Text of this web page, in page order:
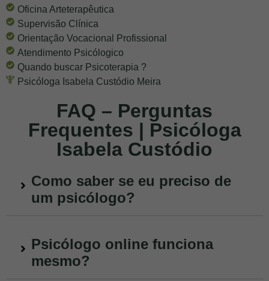
Oficina Arteterapêutica
Supervisão Clínica
Orientação Vocacional Profissional
Atendimento Psicólogico
Quando buscar Psicoterapia ?
Psicóloga Isabela Custódio Meira
FAQ – Perguntas
Frequentes | Psicóloga
Isabela Custódio
Como saber se eu preciso de
um psicólogo?
Psicólogo online funciona
mesmo?